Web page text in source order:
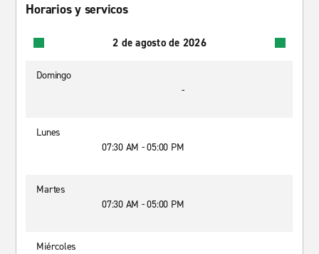
Horarios y servicos
2 de agosto de 2026
Domingo
-
Lunes
07:30 AM - 05:00 PM
Martes
07:30 AM - 05:00 PM
Miércoles